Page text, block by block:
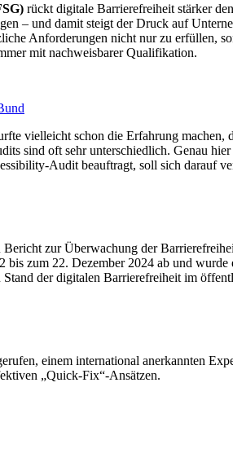
rückt digitale Barrierefreiheit stärker
– und damit steigt der Druck auf
Anforderungen nicht nur zu erfüllen,
mit nachweisbarer Qualifikation.
vielleicht schon die Erfahrung
sind oft sehr unterschiedlich. Genau
Audit beauftragt, soll sich darauf
zur Überwachung der
zum 22. Dezember 2024 ab und
der digitalen Barrierefreiheit im
einem international anerkannten
„Quick-Fix“-Ansätzen.